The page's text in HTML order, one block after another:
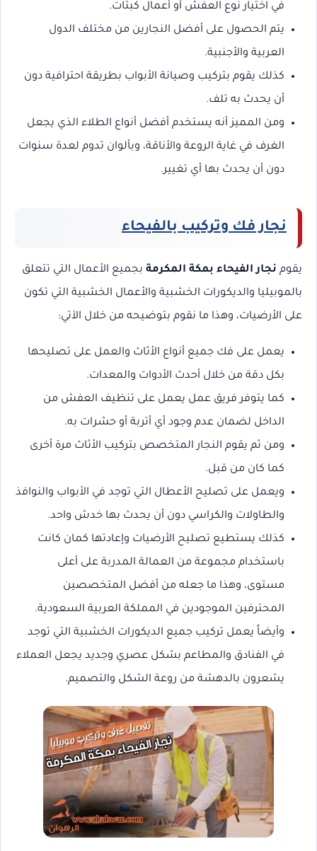
في اختيار نوع العفش أو أعمال كبتات.
يتم الحصول على أفضل النجارين من مختلف الدول
العربية والأجنبية.
كذلك يقوم بتركيب وصيانة الأبواب بطريقة احترافية دون
أن يحدث به تلف.
ومن المميز أنه يستخدم أفضل أنواع الطلاء الذي يجعل
الغرف في غاية الروعة والأناقة، وبألوان تدوم لعدة سنوات
دون أن يحدث بها أي تغيير.
نجار فك وتركيب بالفيحاء
يقوم نجار الفيحاء بمكة المكرمة بجميع الأعمال التي تتعلق
بالموبيليا والديكورات الخشبية والأعمال الخشبية التي تكون
على الأرضيات، وهذا ما نقوم بتوضيحه من خلال الآتي:
يعمل على فك جميع أنواع الأثاث والعمل على تصليحها
بكل دقة من خلال أحدث الأدوات والمعدات.
كما يتوفر فريق عمل يعمل على تنظيف العفش من
الداخل لضمان عدم وجود أي أتربة أو حشرات به.
ومن ثم يقوم النجار المتخصص بتركيب الأثاث مرة أخرى
كما كان من قبل.
ويعمل على تصليح الأعطال التي توجد في الأبواب والنوافذ
والطاولات والكراسي دون أن يحدث بها خدش واحد.
كذلك يستطيع تصليح الأرضيات وإعادتها كمان كانت
باستخدام مجموعة من العمالة المدربة على أعلى
مستوى، وهذا ما جعله من أفضل المتخصصين
المحترفين الموجودين في المملكة العربية السعودية.
وأيضاً يعمل تركيب جميع الديكورات الخشبية التي توجد
في الفنادق والمطاعم بشكل عصري وجديد يجعل العملاء
يشعرون بالدهشة من روعة الشكل والتصميم.